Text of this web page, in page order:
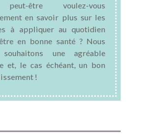
être voulez-vous
en savoir plus sur les
à appliquer au quotidien
en bonne santé ? Nous
une agréable
et, le cas échéant, un bon
!